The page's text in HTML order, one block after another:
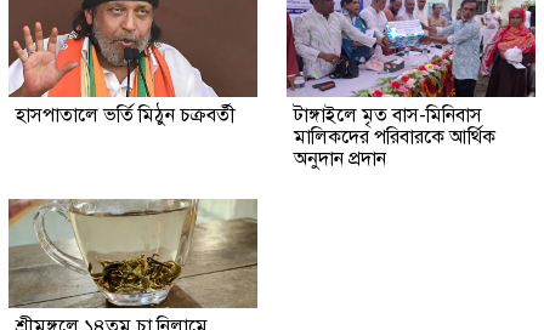
হাসপাতালে ভর্তি মিঠুন চক্রবর্তী
টাঙ্গাইলে মৃত বাস-মিনিবাস
মালিকদের পরিবারকে আর্থিক
অনুদান প্রদান